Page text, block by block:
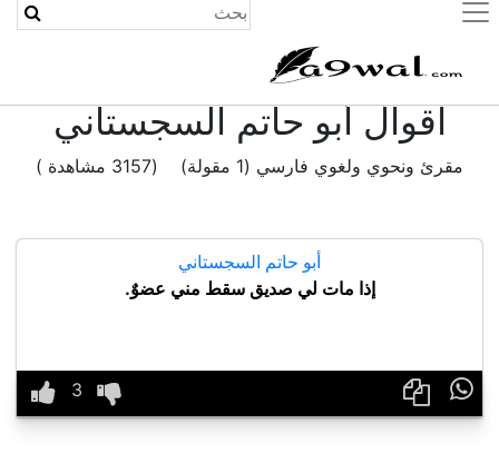
(current)
اقوال أبو حاتم السجستاني
مقرئ ونحوي ولغوي فارسي (1 مقولة) (3157 مشاهدة )
أبو حاتم السجستاني
إذا مات لي صديق سقط مني عضوٌ.
